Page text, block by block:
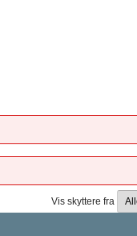
Vis skyttere fra